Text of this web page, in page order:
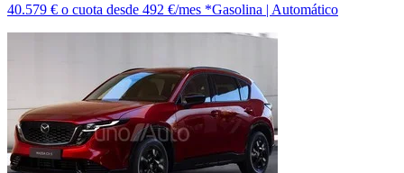
40.579 € o cuota desde 492 €/mes *Gasolina | Automático